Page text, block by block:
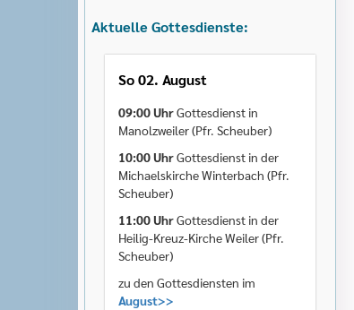
Aktuelle Gottesdienste:
So 02. August
09:00 UhrGottesdienst in
Manolzweiler (Pfr. Scheuber)
10:00 UhrGottesdienst in der
Michaelskirche Winterbach (Pfr.
Scheuber)
11:00 UhrGottesdienst in der
Heilig-Kreuz-Kirche Weiler (Pfr.
Scheuber)
zu den Gottesdiensten im
August>>